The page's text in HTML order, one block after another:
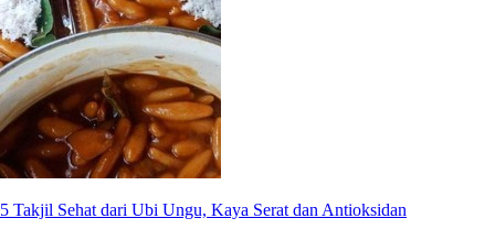
5 Takjil Sehat dari Ubi Ungu, Kaya Serat dan Antioksidan